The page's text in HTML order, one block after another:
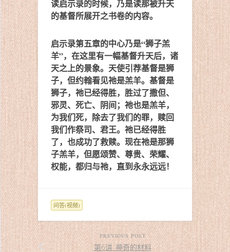
读启示录的时候，乃是读那被升天
的基督所展开之书卷的内容。
启示录第五章的中心乃是“狮子羔
羊”，在这里有一幅基督升天后，诸
天之上的景象。天使引荐基督是狮
子，但约翰看见祂是羔羊。基督是
狮子，祂已经得胜，胜过了撒但、
邪灵、死亡、阴间；祂也是羔羊，
为我们死，除去了我们的罪，赎回
我们作祭司、君王。祂已经得胜
了，也成功了救赎。现在祂是那狮
子羔羊，但愿颂赞、尊贵、荣耀、
权能，都归与祂，直到永永远远！
问答(视频)
PREVIOUS POST
第6讲 神奇的材料